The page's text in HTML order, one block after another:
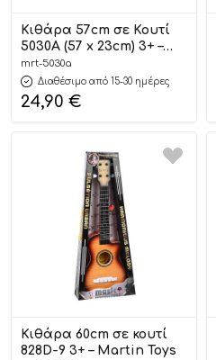
Κιθάρα 57cm σε Κουτί
5030Α (57 x 23cm) 3+ –
Martin Toys
mrt-5030a
Διαθέσιμο από 15-30 ημέρες
24,90 €
Κιθάρα 60cm σε κουτί
828D-9 3+ – Martin Toys